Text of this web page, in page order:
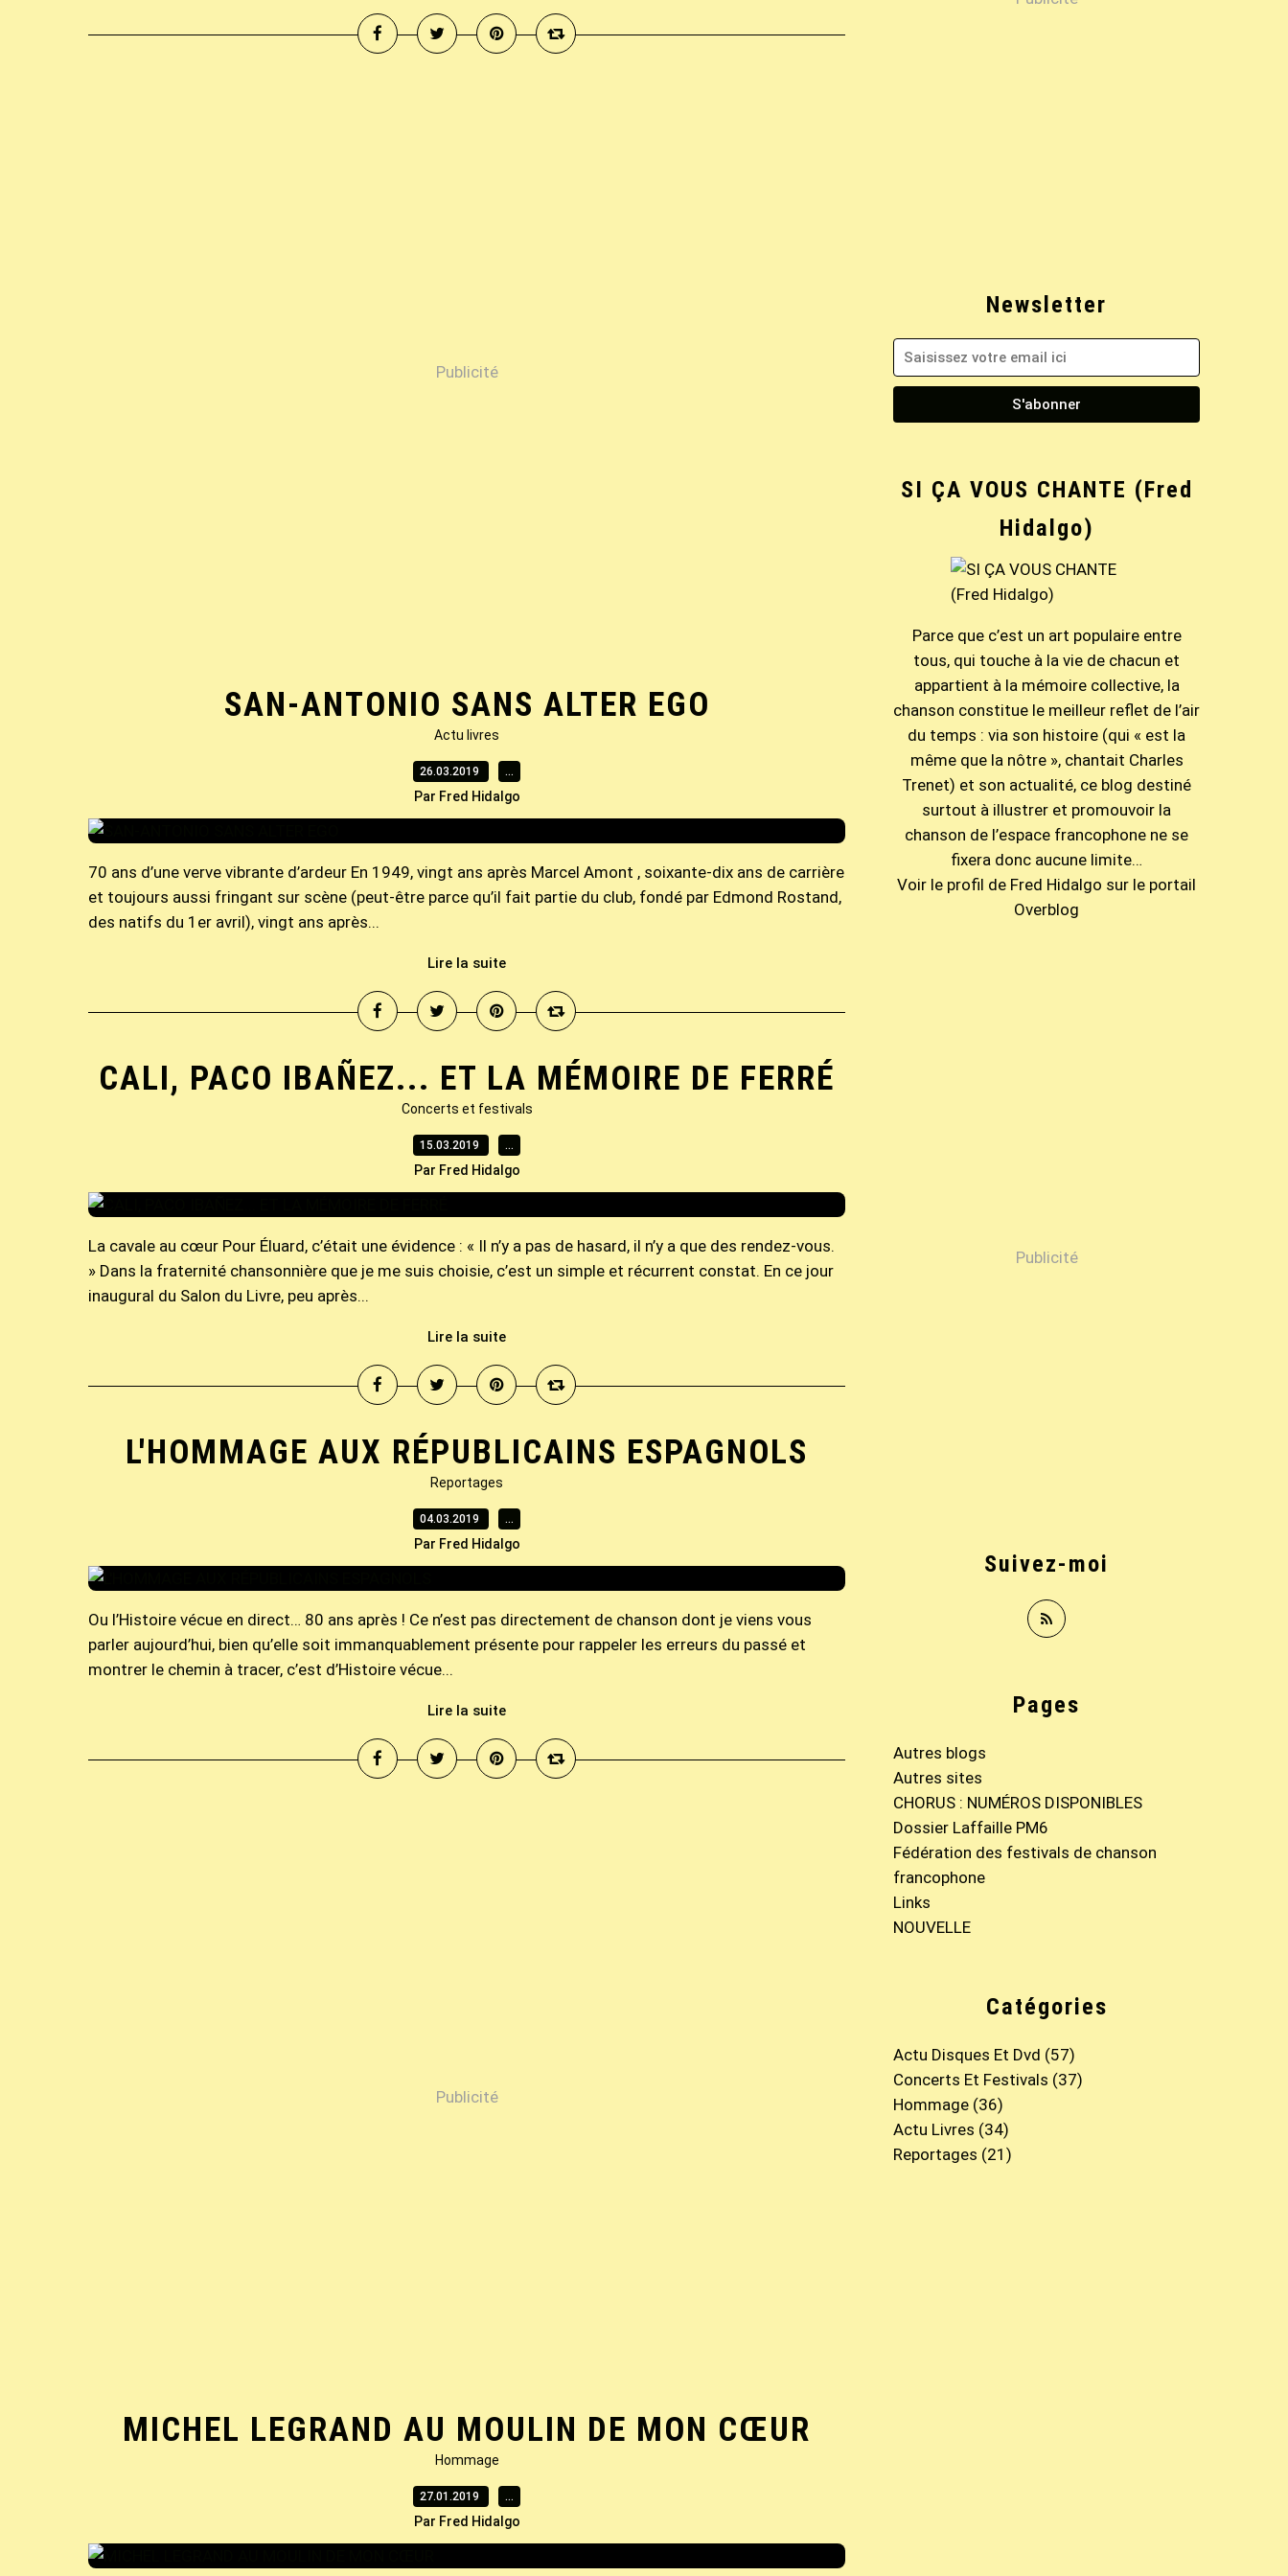
Publicité
SAN-ANTONIO SANS ALTER EGO
Actu livres
26.03.2019 …
Par Fred Hidalgo
70 ans d’une verve vibrante d’ardeur En 1949, vingt ans après Marcel Amont , soixante-dix ans de carrière
et toujours aussi fringant sur scène (peut-être parce qu’il fait partie du club, fondé par Edmond Rostand,
des natifs du 1er avril), vingt ans après...
Lire la suite
CALI, PACO IBAÑEZ... ET LA MÉMOIRE DE FERRÉ
Concerts et festivals
15.03.2019 …
Par Fred Hidalgo
La cavale au cœur Pour Éluard, c’était une évidence : « Il n’y a pas de hasard, il n’y a que des rendez-vous.
» Dans la fraternité chansonnière que je me suis choisie, c’est un simple et récurrent constat. En ce jour
inaugural du Salon du Livre, peu après...
Lire la suite
L'HOMMAGE AUX RÉPUBLICAINS ESPAGNOLS
Reportages
04.03.2019 …
Par Fred Hidalgo
Ou l’Histoire vécue en direct… 80 ans après ! Ce n’est pas directement de chanson dont je viens vous
parler aujourd’hui, bien qu’elle soit immanquablement présente pour rappeler les erreurs du passé et
montrer le chemin à tracer, c’est d’Histoire vécue...
Lire la suite
Publicité
MICHEL LEGRAND AU MOULIN DE MON CŒUR
Hommage
27.01.2019 …
Par Fred Hidalgo
Newsletter
Catégories
Actu Disques Et Dvd (57)
Concerts Et Festivals (37)
Hommage (36)
Actu Livres (34)
Reportages (21)
Pages
Autres blogs
Autres sites
CHORUS : NUMÉROS DISPONIBLES
Dossier Laffaille PM6
Fédération des festivals de chanson
francophone
Links
NOUVELLE
SI ÇA VOUS CHANTE (Fred
Hidalgo)
Parce que c’est un art populaire entre
tous, qui touche à la vie de chacun et
appartient à la mémoire collective, la
chanson constitue le meilleur reflet de l’air
du temps : via son histoire (qui « est la
même que la nôtre », chantait Charles
Trenet) et son actualité, ce blog destiné
surtout à illustrer et promouvoir la
chanson de l’espace francophone ne se
fixera donc aucune limite…
Voir le profil de Fred Hidalgo sur le portail
Overblog
Suivez-moi
Publicité